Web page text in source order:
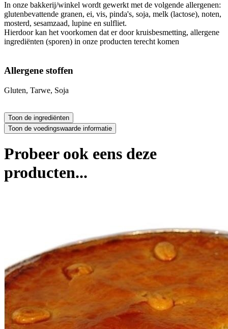
In onze bakkerij/winkel wordt gewerkt met de volgende allergenen:
glutenbevattende granen, ei, vis, pinda's, soja, melk (lactose), noten,
mosterd, sesamzaad, lupine en sulfliet.
Hierdoor kan het voorkomen dat er door kruisbesmetting, allergene
ingrediënten (sporen) in onze producten terecht komen
Allergene stoffen
Gluten, Tarwe, Soja
Probeer ook eens deze
producten...